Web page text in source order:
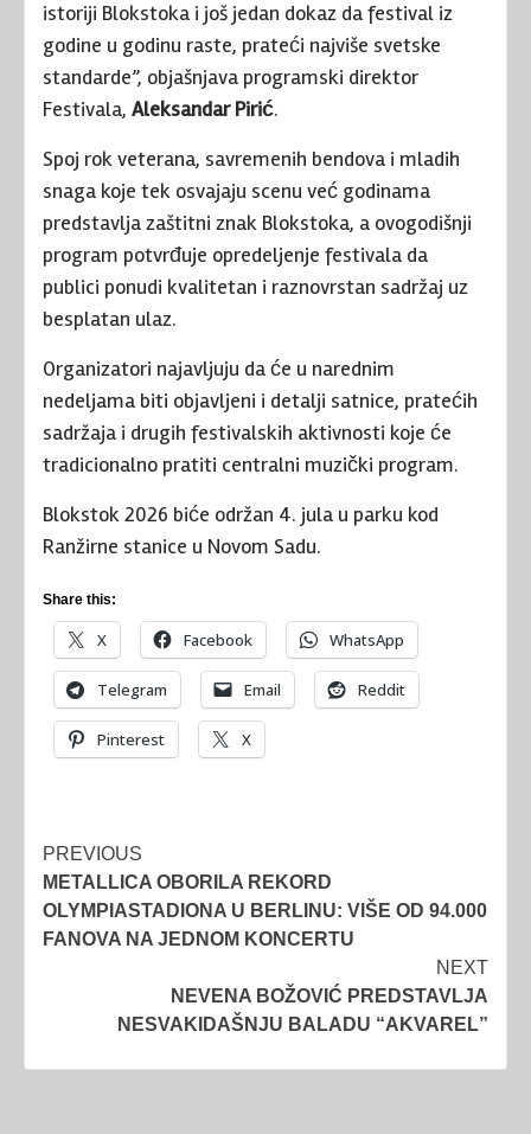
istoriji Blokstoka i još jedan dokaz da festival iz
godine u godinu raste, prateći najviše svetske
standarde”, objašnjava programski direktor
Festivala, Aleksandar Pirić.
Spoj rok veterana, savremenih bendova i mladih
snaga koje tek osvajaju scenu već godinama
predstavlja zaštitni znak Blokstoka, a ovogodišnji
program potvrđuje opredeljenje festivala da
publici ponudi kvalitetan i raznovrstan sadržaj uz
besplatan ulaz.
Organizatori najavljuju da će u narednim
nedeljama biti objavljeni i detalji satnice, pratećih
sadržaja i drugih festivalskih aktivnosti koje će
tradicionalno pratiti centralni muzički program.
Blokstok 2026 biće održan 4. jula u parku kod
Ranžirne stanice u Novom Sadu.
Share this:
X Facebook WhatsApp
Telegram Email Reddit
Pinterest X
Post
navigation
PREVIOUS
METALLICA OBORILA REKORD
OLYMPIASTADIONA U BERLINU: VIŠE OD 94.000
FANOVA NA JEDNOM KONCERTU
NEXT
NEVENA BOŽOVIĆ PREDSTAVLJA
NESVAKIDAŠNJU BALADU “AKVAREL”